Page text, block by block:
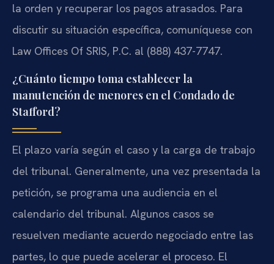
la orden y recuperar los pagos atrasados. Para
discutir su situación específica, comuníquese con
Law Offices Of SRIS, P.C. al (888) 437-7747.
¿Cuánto tiempo toma establecer la
manutención de menores en el Condado de
Stafford?
El plazo varía según el caso y la carga de trabajo
del tribunal. Generalmente, una vez presentada la
petición, se programa una audiencia en el
calendario del tribunal. Algunos casos se
resuelven mediante acuerdo negociado entre las
partes, lo que puede acelerar el proceso. El